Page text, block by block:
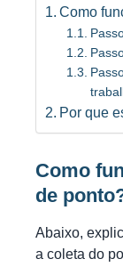
Como
Por que
Como
de
Abaixo,
a coleta do